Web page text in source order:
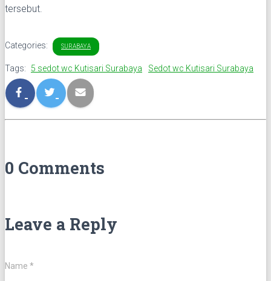
tersebut.
Categories: SURABAYA
Tags: 5 sedot wc Kutisari Surabaya Sedot wc Kutisari Surabaya
0 Comments
Leave a Reply
Name *